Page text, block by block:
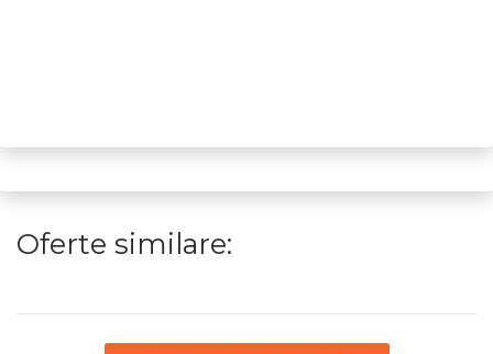
Oferte similare: